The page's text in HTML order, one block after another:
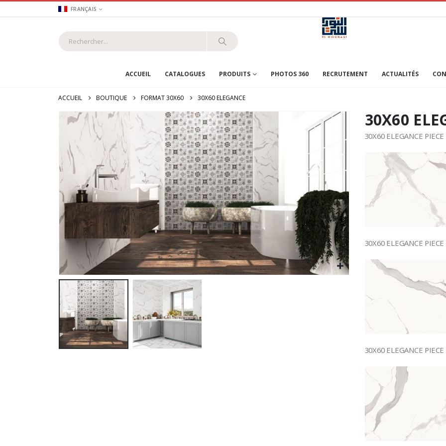
FRANÇAIS
ACCUEIL CATALOGUES PRODUITS PHOTOS 360 RECRUTEMENT ACTUALITÉS
ACCUEIL BOUTIQUE FORMAT 30X60 30X60 ELEGANCE
30X60
30X60 ELEGANCE PIECE
30X60 ELEGANCE PIECE
30X60 ELEGANCE PIECE